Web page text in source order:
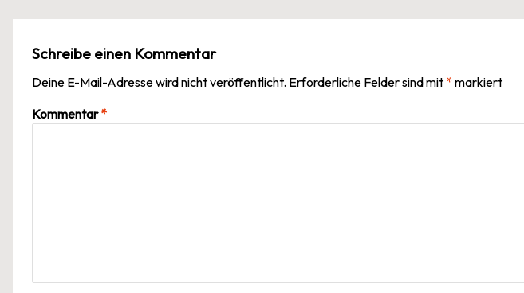
Schreibe einen Kommentar
Deine E-Mail-Adresse wird nicht veröffentlicht. Erforderliche Felder sind mit *markiert
Kommentar*